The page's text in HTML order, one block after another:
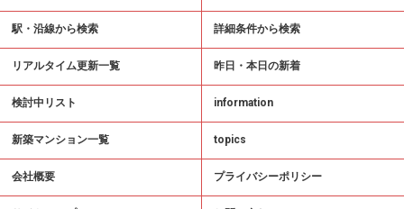
駅・沿線から検索 詳細条件から検索
リアルタイム更新一覧 昨日・本日の新着
検討中リスト information
新築マンション一覧 topics
会社概要 プライバシーポリシー